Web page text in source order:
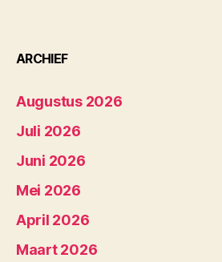
ARCHIEF
Augustus 2026
Juli 2026
Juni 2026
Mei 2026
April 2026
Maart 2026